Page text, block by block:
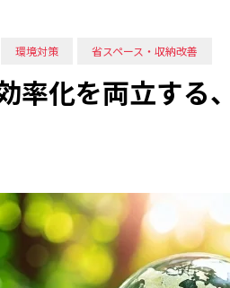
環境対策 省スペース・収納改善
率化を両立する